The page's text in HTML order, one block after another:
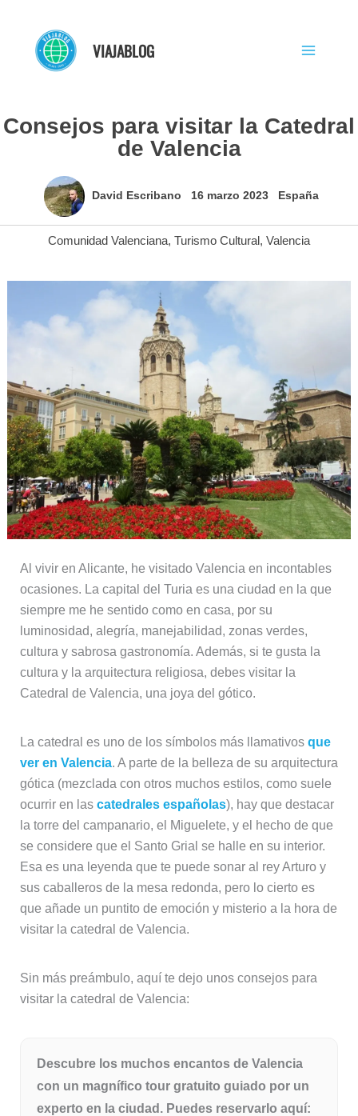
contenido
VIAJABLOG
Consejos para visitar la Catedral
de Valencia
David Escribano 16 marzo 2023 España
Comunidad Valenciana, Turismo Cultural, Valencia
Al vivir en Alicante, he visitado Valencia en incontables
ocasiones. La capital del Turia es una ciudad en la que
siempre me he sentido como en casa, por su
luminosidad, alegría, manejabilidad, zonas verdes,
cultura y sabrosa gastronomía. Además, si te gusta la
cultura y la arquitectura religiosa, debes visitar la
Catedral de Valencia, una joya del gótico.
La catedral es uno de los símbolos más llamativos que
ver en Valencia. A parte de la belleza de su arquitectura
gótica (mezclada con otros muchos estilos, como suele
ocurrir en las catedrales españolas), hay que destacar
la torre del campanario, el Miguelete, y el hecho de que
se considere que el Santo Grial se halle en su interior.
Esa es una leyenda que te puede sonar al rey Arturo y
sus caballeros de la mesa redonda, pero lo cierto es
que añade un puntito de emoción y misterio a la hora de
visitar la catedral de Valencia.
Sin más preámbulo, aquí te dejo unos consejos para
visitar la catedral de Valencia:
Descubre los muchos encantos de Valencia
con un magnífico tour gratuito guiado por un
experto en la ciudad. Puedes reservarlo aquí: